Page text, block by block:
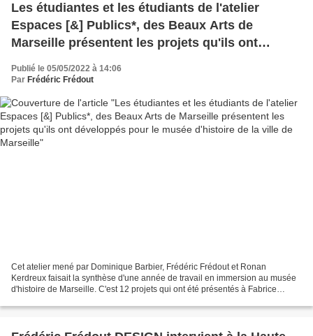
Les étudiantes et les étudiants de l'atelier
Espaces [&] Publics*, des Beaux Arts de
Marseille présentent les projets qu'ils ont
développés pour le musée d'histoire de la ville
de Marseille
Publié le 05/05/2022 à 14:06
Par Frédéric Frédout
Cet atelier mené par Dominique Barbier, Frédéric Frédout et Ronan
Kerdreux faisait la synthèse d'une année de travail en immersion au musée
d'histoire de Marseille. C'est 12 projets qui ont été présentés à Fabrice